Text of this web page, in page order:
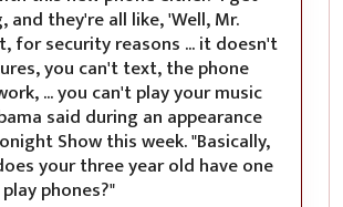
and they're all like, 'Well, Mr.
for security reasons ... it doesn't
you can't text, the phone
... you can't play your music
said during an appearance
Show this week. "Basically,
your three year old have one
phones?"